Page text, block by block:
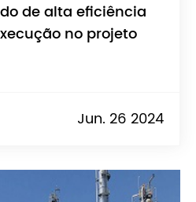
de alta eficiência
no projeto
Jun. 26 2024